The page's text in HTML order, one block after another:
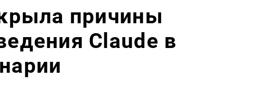
причины
Claude в